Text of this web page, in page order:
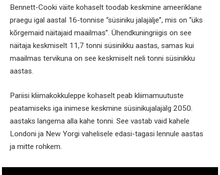
Bennett-Cooki väite kohaselt toodab keskmine ameeriklane
praegu igal aastal 16-tonnise “süsiniku jalajälje”, mis on “üks
kõrgemaid näitajaid maailmas”. Ühendkuningriigis on see
näitaja keskmiselt 11,7 tonni süsinikku aastas, samas kui
maailmas tervikuna on see keskmiselt neli tonni süsinikku
aastas.
Pariisi kliimakokkuleppe kohaselt peab kliimamuutuste
peatamiseks iga inimese keskmine süsinikujalajälg 2050.
aastaks langema alla kahe tonni. See vastab vaid kahele
Londoni ja New Yorgi vahelisele edasi-tagasi lennule aastas
ja mitte rohkem.